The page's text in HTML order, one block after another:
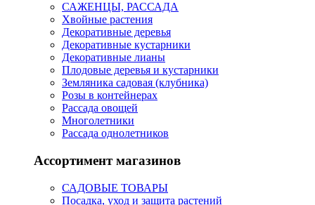
САЖЕНЦЫ, РАССАДА
Хвойные растения
Декоративные деревья
Декоративные кустарники
Декоративные лианы
Плодовые деревья и кустарники
Земляника садовая (клубника)
Розы в контейнерах
Рассада овощей
Многолетники
Рассада однолетников
Ассортимент магазинов
САДОВЫЕ ТОВАРЫ
Посадка, уход и защита растений